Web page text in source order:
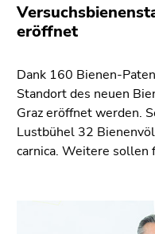
eröffnet
Dank 160 Bienen-
Standort des neuen
Graz eröffnet werden.
Lustbühel 32
carnica. Weitere sollen